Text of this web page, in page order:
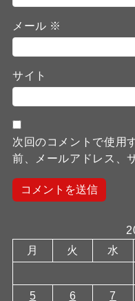
メール ※
サイト
次回のコメントで使用
前、メールアドレス、
月
火 水
5
6 7